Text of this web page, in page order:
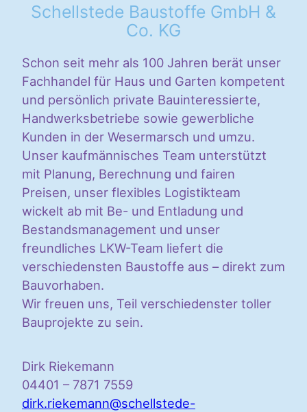
Schellstede Baustoffe GmbH &
Co. KG
Schon seit mehr als 100 Jahren berät unser
Fachhandel für Haus und Garten kompetent
und persönlich private Bauinteressierte,
Handwerksbetriebe sowie gewerbliche
Kunden in der Wesermarsch und umzu.
Unser kaufmännisches Team unterstützt
mit Planung, Berechnung und fairen
Preisen, unser flexibles Logistikteam
wickelt ab mit Be- und Entladung und
Bestandsmanagement und unser
freundliches LKW-Team liefert die
verschiedensten Baustoffe aus – direkt zum
Bauvorhaben.
Wir freuen uns, Teil verschiedenster toller
Bauprojekte zu sein.
Dirk Riekemann
04401 – 7871 7559
dirk.riekemann@schellstede-